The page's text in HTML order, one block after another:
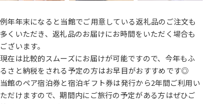
例年年末になると当館でご用意している返礼品のご注文も
多くいただき、返礼品のお届けにお時間をいただく場合も
ございます。
現在は比較的スムーズにお届けが可能ですので、今年もふ
るさと納税をされる予定の方はお早目がおすすめです◎
当館のペア宿泊券と宿泊ギフト券は発行から2年間ご利用い
ただけますので、期間内にご旅行の予定がある方はぜひご